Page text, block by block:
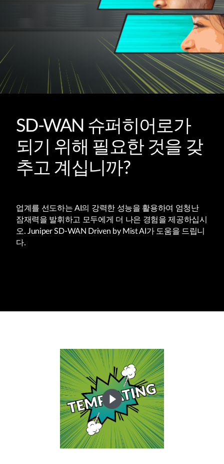
SD-WAN 슈퍼히어로가
되기 위해 필요한 것을 갖
추고 계십니까?
업계를 선도하는 AI의 강력한 성능을 활용하여 엄청난
잠재력을 발휘하고 모두에게 더 나은 경험을 제공하십시
오. Juniper SD-WAN Driven by Mist AI가 도움을 드립니
다.